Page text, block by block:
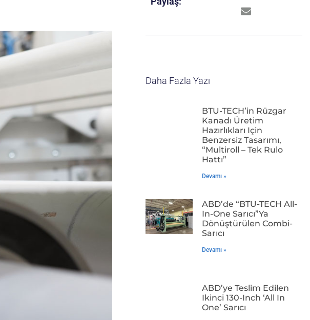
Daha Fazla Yazı
BTU-TECH’in Rüzgar
Kanadı Üretim
Hazırlıkları Için
Benzersiz Tasarımı,
“Multiroll – Tek Rulo
Hattı”
Devamı »
ABD’de “BTU-TECH All-
In-One Sarıcı”ya
Dönüştürülen Combi-
Sarıcı
Devamı »
ABD’ye Teslim Edilen
Ikinci 130-Inch ‘All In
One’ Sarıcı